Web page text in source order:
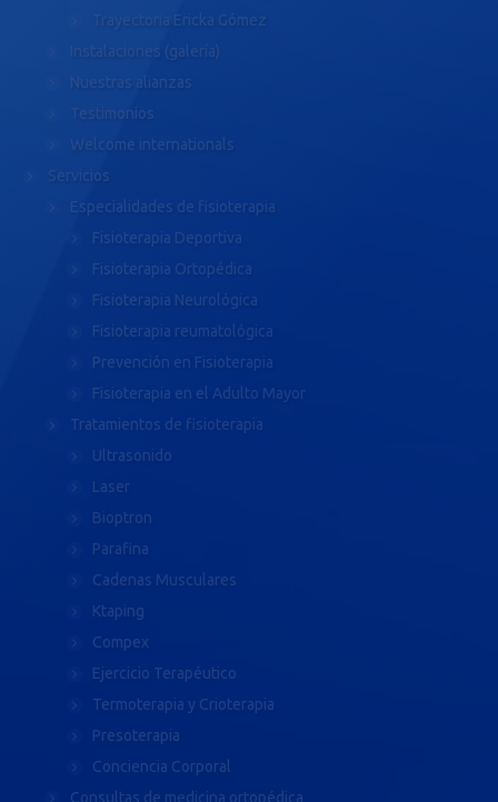
Trayectoria Ericka Gómez
Instalaciones (galería)
Nuestras alianzas
Testimonios
Welcome internationals
Servicios
Especialidades de fisioterapia
Fisioterapia Deportiva
Fisioterapia Ortopédica
Fisioterapia Neurológica
Fisioterapia reumatológica
Prevención en Fisioterapia
Fisioterapia en el Adulto Mayor
Tratamientos de fisioterapia
Ultrasonido
Laser
Bioptron
Parafina
Cadenas Musculares
Ktaping
Compex
Ejercicio Terapéutico
Termoterapia y Crioterapia
Presoterapia
Conciencia Corporal
Consultas de medicina ortopédica